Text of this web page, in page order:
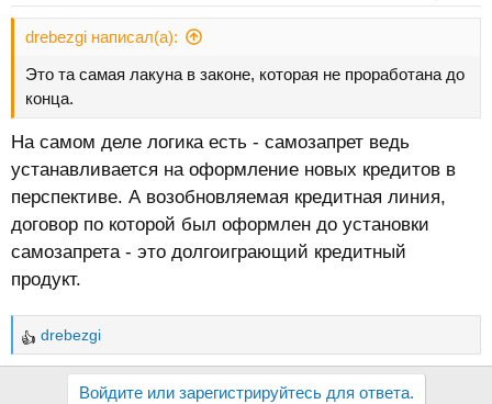
drebezgi написал(а):
Это та самая лакуна в законе, которая не проработана до
конца.
На самом деле логика есть - самозапрет ведь
устанавливается на оформление новых кредитов в
перспективе. А возобновляемая кредитная линия,
договор по которой был оформлен до установки
самозапрета - это долгоиграющий кредитный
продукт.
Р
е
drebezgi
Войдите или зарегистрируйтесь для ответа.